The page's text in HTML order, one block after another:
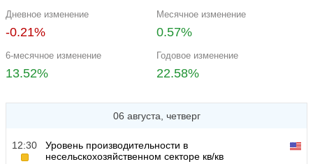
Дневное изменение
-0.21%
Месячное изменение
0.57%
6-месячное изменение
13.52%
Годовое изменение
22.58%
06 августа, четверг
12:30
Уровень производительности в
несельскохозяйственном секторе кв/кв